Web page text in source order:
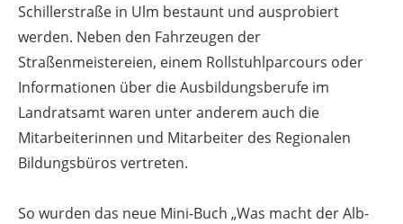
Schillerstraße in Ulm bestaunt und ausprobiert
werden. Neben den Fahrzeugen der
Straßenmeistereien, einem Rollstuhlparcours oder
Informationen über die Ausbildungsberufe im
Landratsamt waren unter anderem auch die
Mitarbeiterinnen und Mitarbeiter des Regionalen
Bildungsbüros vertreten.
So wurden das neue Mini-Buch „Was macht der Alb-